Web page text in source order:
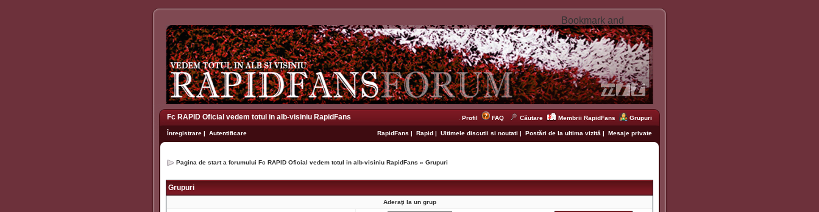
Fc RAPID Oficial vedem totul in alb-visiniu RapidFans Profil FAQ Căutare Membrii RapidFans Grupuri
Înregistrare | Autentificare RapidFans | Rapid | Ultimele discutii si noutati | Postări de la ultima vizită | Mesaje private
Pagina de start a forumului Fc RAPID Oficial vedem totul in alb-visiniu RapidFans » Grupuri
Grupuri
Aderaţi la un grup